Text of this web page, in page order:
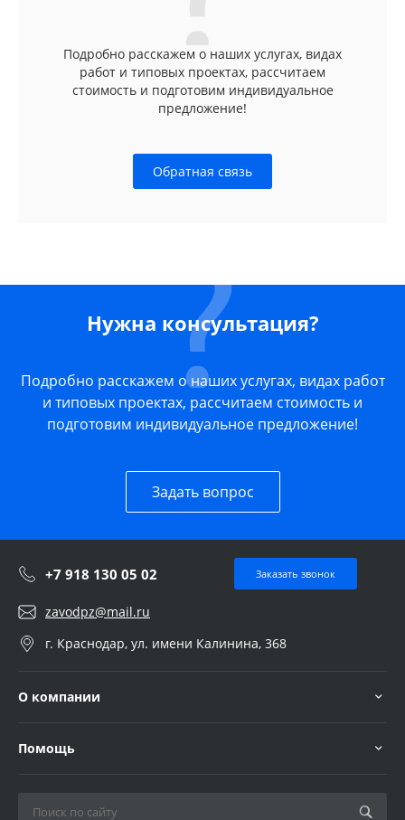
Подробно расскажем о наших услугах, видах
работ и типовых проектах, рассчитаем
стоимость и подготовим индивидуальное
предложение!
Обратная связь
Нужна консультация?
Подробно расскажем о наших услугах, видах работ
и типовых проектах, рассчитаем стоимость и
подготовим индивидуальное предложение!
Задать вопрос
+7 918 130 05 02 Заказать звонок
zavodpz@mail.ru
г. Краснодар, ул. имени Калинина, 368
О компании
Помощь